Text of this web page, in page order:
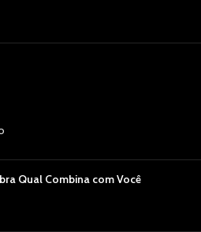
Qual Combina com Você